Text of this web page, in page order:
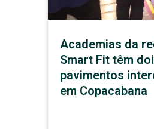
Academias da
Smart Fit têm
pavimentos
em Copacabana